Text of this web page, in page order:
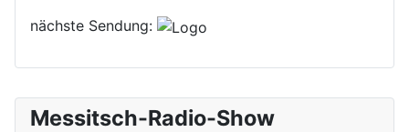
Messitsch-Radio-Show
nächste Sendung: